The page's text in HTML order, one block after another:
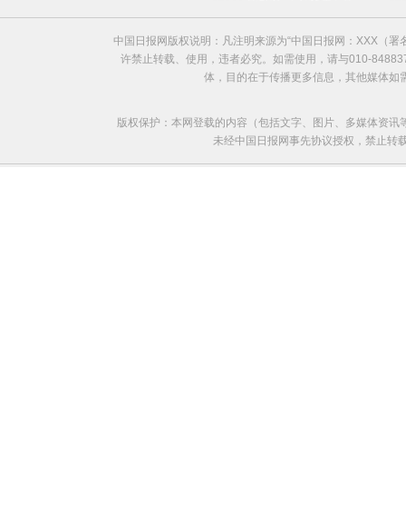
中国日报网版权说明：凡注明来源为“中国日报网：XXX（
许禁止转载、使用，违者必究。如需使用，请与010-
体，目的在于传播更多信息，其他媒体
版权保护：本网登载的内容（包括文字、图片、多媒体资
未经中国日报网事先协议授权，禁止转